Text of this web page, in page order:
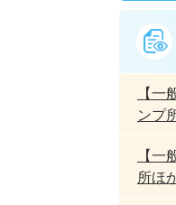
【一
ンプ
【一
所ほ